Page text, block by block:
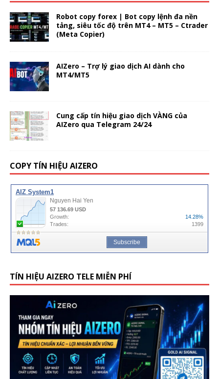
Robot copy forex | Bot copy lệnh đa nền
tảng, siêu tốc độ trên MT4 – MT5 – Ctrader
(Meta Copier)
AIZero – Trợ lý giao dịch AI dành cho
MT4/MT5
Cung cấp tín hiệu giao dịch VÀNG của
AIZero qua Telegram 24/24
COPY TÍN HIỆU AIZERO
TÍN HIỆU AIZERO TELE MIỄN PHÍ